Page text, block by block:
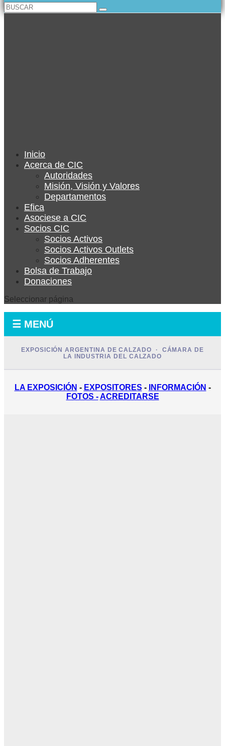
Inicio
Acerca de CIC
Autoridades
Misión, Visión y Valores
Departamentos
Efica
Asociese a CIC
Socios CIC
Socios Activos
Socios Activos Outlets
Socios Adherentes
Bolsa de Trabajo
Donaciones
Seleccionar página
☰ MENÚ
EXPOSICIÓN ARGENTINA DE CALZADO · CÁMARA DE
LA INDUSTRIA DEL CALZADO
LA EXPOSICIÓN - EXPOSITORES - INFORMACIÓN -
FOTOS - ACREDITARSE